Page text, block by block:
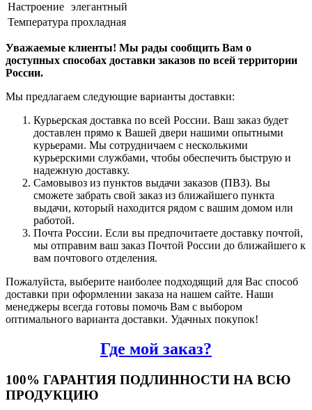
Настроение элегантный
Температура прохладная
Уважаемые клиенты! Мы рады сообщить Вам о
доступных способах доставки заказов по всей территории
России.
Мы предлагаем следующие варианты доставки:
Курьерская доставка по всей России. Ваш заказ будет
доставлен прямо к Вашей двери нашими опытными
курьерами. Мы сотрудничаем с несколькими
курьерскими службами, чтобы обеспечить быструю и
надежную доставку.
Самовывоз из пунктов выдачи заказов (ПВЗ). Вы
сможете забрать свой заказ из ближайшего пункта
выдачи, который находится рядом с вашим домом или
работой.
Почта России. Если вы предпочитаете доставку почтой,
мы отправим ваш заказ Почтой России до ближайшего к
вам почтового отделения.
Пожалуйста, выберите наиболее подходящий для Вас способ
доставки при оформлении заказа на нашем сайте. Наши
менеджеры всегда готовы помочь Вам с выбором
оптимального варианта доставки. Удачных покупок!
Где мой заказ?
100% ГАРАНТИЯ ПОДЛИННОСТИ НА ВСЮ
ПРОДУКЦИЮ